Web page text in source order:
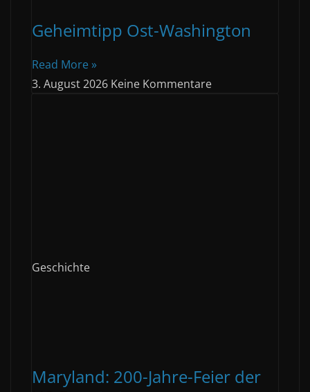
Geheimtipp Ost-Washington
Read More »
3. August 2026 Keine Kommentare
Geschichte
Maryland: 200-Jahre-Feier der